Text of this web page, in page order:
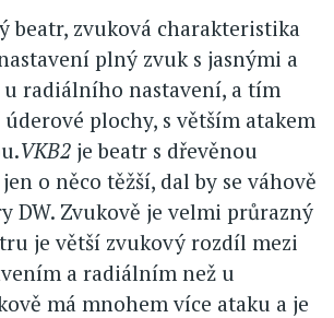
beatr, zvuková charakteristika
plný zvuk s jasnými a
u radiálního nastavení, a tím
plochy, s větším atakem
VKB2 je beatr s dřevěnou
o něco těžší, dal by se váhově
DW. Zvukově je velmi průrazný
je větší zvukový rozdíl mezi
a radiálním než u
má mnohem více ataku a je